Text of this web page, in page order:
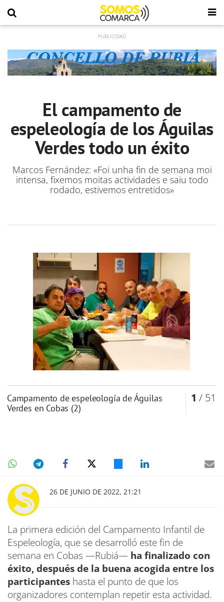
El campamento de
espeleología de los Águilas
Verdes todo un éxito
Marcos Fernández: «Foi unha fin de semana moi
intensa, fixemos moitas actividades e saiu todo
rodado, estivemos entretidos»
Campamento de espeleología de Águilas
Verdes en Cobas (2)
1 / 51
26 DE JUNIO DE 2022, 21:21
La primera edición del Campamento Infantil de
Espeleología, que se desarrolló este fin de
semana en Cobas —Rubiá— ha finalizado con
éxito, después de la buena acogida entre los
participantes hasta el punto de que los
organizadores contemplan repetir esta actividad.